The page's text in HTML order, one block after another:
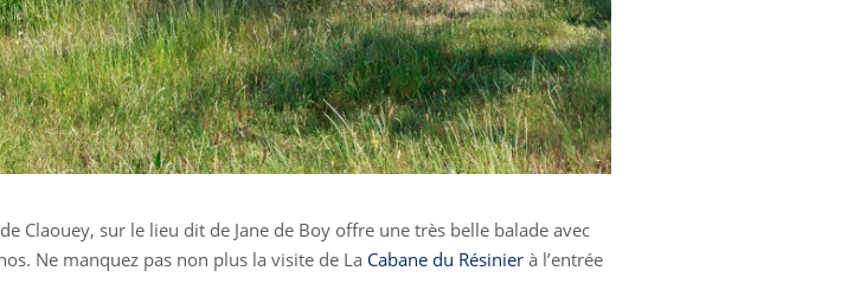
Claouey, sur le lieu dit de Jane de Boy offre une très belle balade avec
Ne manquez pas non plus la visite de La Cabane du Résinierà l’entrée